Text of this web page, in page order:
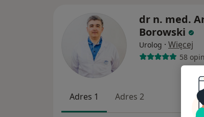
dr n. med.
Borowski
Urolog · Więcej
58
Adres 1 Adres 2